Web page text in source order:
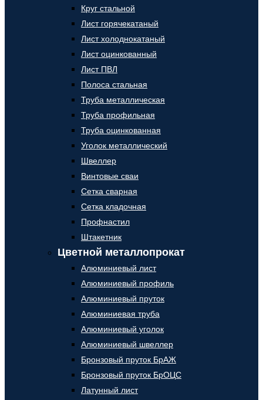
Круг стальной
Лист горячекатаный
Лист холоднокатаный
Лист оцинкованный
Лист ПВЛ
Полоса стальная
Труба металлическая
Труба профильная
Труба оцинкованная
Уголок металлический
Швеллер
Винтовые сваи
Сетка сварная
Сетка кладочная
Профнастил
Штакетник
Цветной металлопрокат
Алюминиевый лист
Алюминиевый профиль
Алюминиевый пруток
Алюминиевая труба
Алюминиевый уголок
Алюминиевый швеллер
Бронзовый пруток БрАЖ
Бронзовый пруток БрОЦС
Латунный лист